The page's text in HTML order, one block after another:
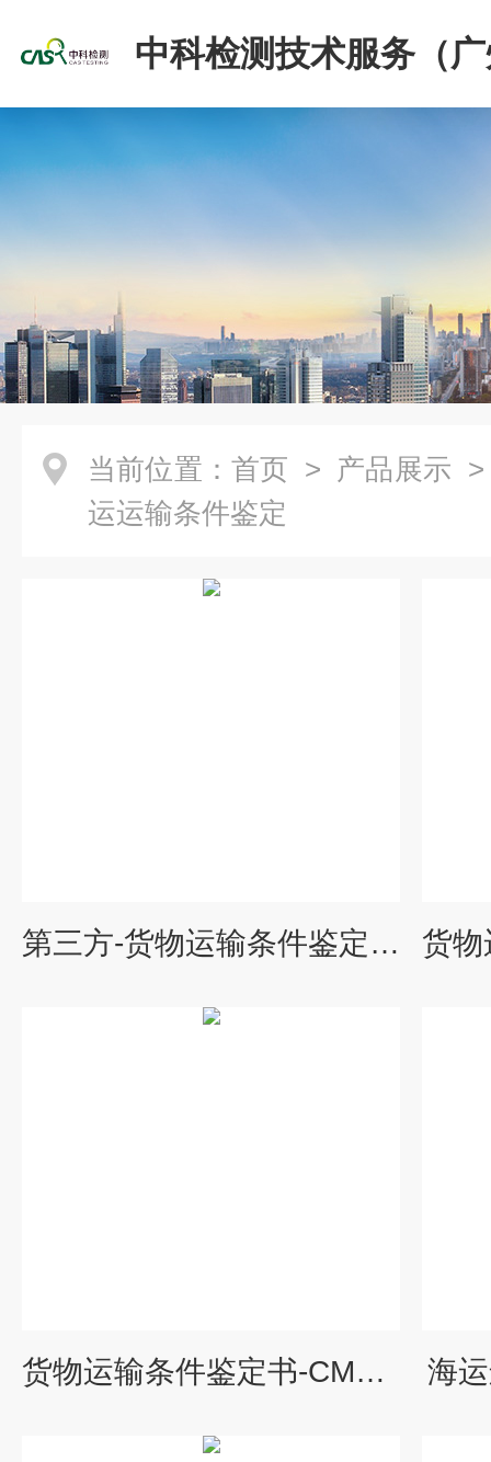
中科检测技术服务（
份有限公司
当前位置： 首页 > 产品展示
运运输条件鉴定
第三方-货物运输条件鉴定报告有效期多久
货物运输条件鉴定书-CMA/CNAS资质 海